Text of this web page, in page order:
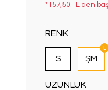
*157,50 TL den
RENK
S ŞM
UZUNLUK